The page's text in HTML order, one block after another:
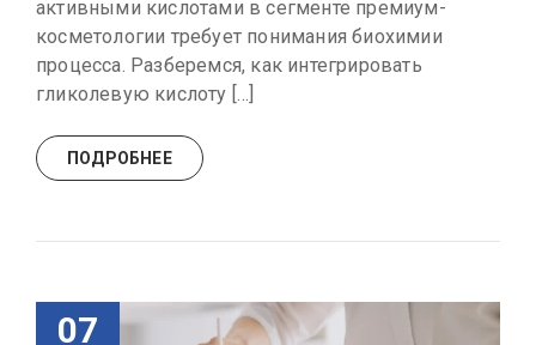
активными кислотами в сегменте премиум-
косметологии требует понимания биохимии
процесса. Разберемся, как интегрировать
гликолевую кислоту […]
ПОДРОБНЕЕ
07